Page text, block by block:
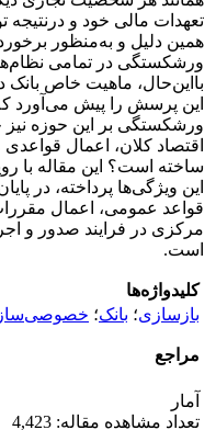
تعهدات مالی خود و
همین دلیل و به‌منظور
ورشکستگی در تمامی
بااین‌حال، ماهیت خاص بانک
این پرسش را پیش می‌آورد
ورشکستگی بر این حوزه
اقتصاد کلان، اعمال
ساخته است؟ این مقاله با
این ویژگی‌ها پرداخته، در
قواعد عمومی، اعمال
مرکزی در فرایند صدور و
است.
کلیدواژه‌ها
بازسازی؛ بانک؛
مراجع
آمار
تعداد مشاهده مقاله: 4,423